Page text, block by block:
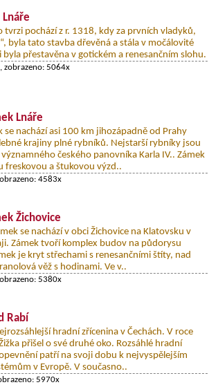
Lnáře
tvrzi pochází z r. 1318, kdy za prvních vladyků,
byla tato stavba dřevěná a stála v močálovité
byla přestavěna v gotickém a renesančním slohu.
, zobrazeno: 5064x
Lnáře
se nachází asi 100 km jihozápadně od Prahy
krajiny plné rybníků. Nejstarší rybníky jsou
českého panovníka Karla IV.. Zámek
freskovou a štukovou výzd..
4583x
Žichovice
se nachází v obci Žichovice na Klatovsku v
Zámek tvoří komplex budov na půdorysu
je kryt střechami s renesančními štíty, nad
věž s hodinami. Ve v..
5380x
Rabí
hradní zřícenina v Čechách. V roce
přišel o své druhé oko. Rozsáhlé hradní
patří na svoji dobu k nejvyspělejším
v Evropě. V současno..
5970x